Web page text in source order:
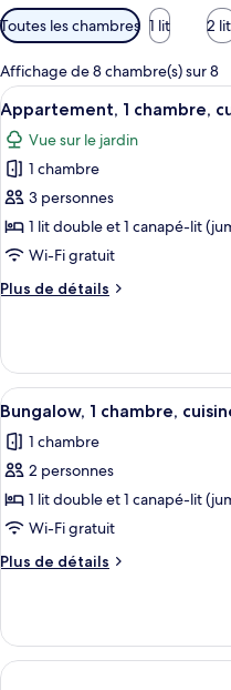
Filtres
disponibles
pour
les
chambres
Toutes les chambres 1 lit 2
Affichage de 8 chambre(s) sur 8
Afficher
toutes
les
photos
pour
ce
type
chambre :
chambre,
cuisinette
5
Appartement, 1 chambre,
Vue sur le jardin
1 chambre
3 personnes
1 lit double et 1 canapé-lit
Wi-Fi gratuit
Plus de détails
Plus
Appartement,
chambre,
cuisinette
Afficher
toutes
les
photos
pour
ce
type
de
Bungalow,
chambre,
4
Bungalow, 1 chambre,
1 chambre
2 personnes
1 lit double et 1 canapé-lit
Wi-Fi gratuit
Plus de détails
Plus
Bungalow,
chambre,